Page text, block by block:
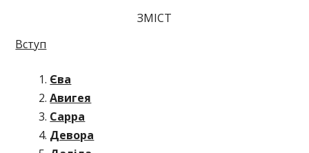
ЗМІСТ
Вступ
Єва
Авигея
Сарра
Девора